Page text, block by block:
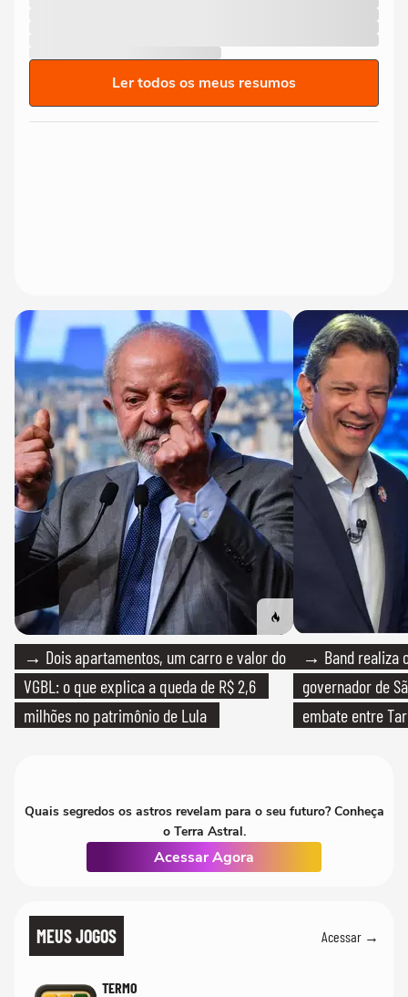
Ler todos os meus resumos
→ Dois apartamentos, um carro e valor do
VGBL: o que explica a queda de R$ 2,6
milhões no patrimônio de Lula
→ Band realiza
governador de
embate entre
Quais segredos os astros revelam para o seu futuro? Conheça
o Terra Astral.
Acessar Agora
MEUS JOGOS Acessar →
TERMO